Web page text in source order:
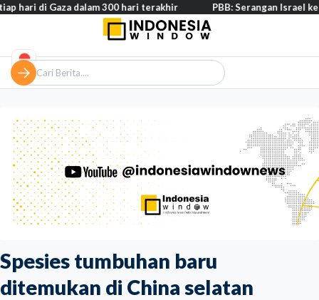
Spesies tumbuhan baru
ditemukan di China selatan
Gaza dalam 300 hari terakhir PBB: Serangan Israel ke